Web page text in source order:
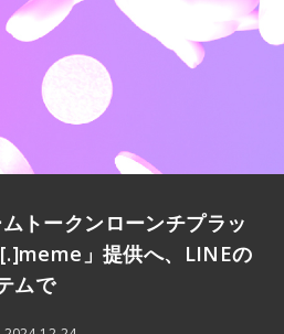
トークンローンチプラッ
」提供へ、LINEの
ムで